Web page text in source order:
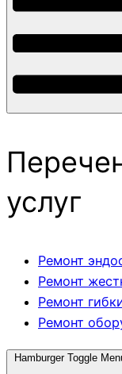
услуг
Ремонт
Ремонт
Ремонт
Ремонт
Hamburger Toggle